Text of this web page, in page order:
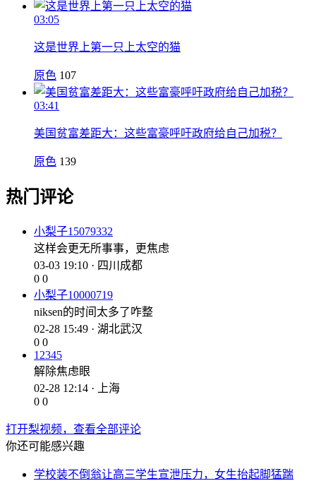
03:05
这是世界上第一只上太空的猫
原色 107
03:41
美国贫富差距大：这些富豪呼吁政府给自己加税？
原色 139
热门评论
小梨子15079332
这样会更无所事事，更焦虑
03-03 19:10 · 四川成都
0 0
小梨子10000719
niksen的时间太多了咋整
02-28 15:49 · 湖北武汉
0 0
12345
解除焦虑眼
02-28 12:14 · 上海
0 0
打开梨视频，查看全部评论
你还可能感兴趣
学校装不倒翁让高三学生宣泄压力，女生抬起脚猛踹